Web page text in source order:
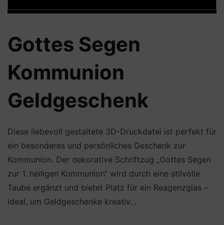
Gottes Segen
Kommunion
Geldgeschenk
Diese liebevoll gestaltete 3D-Druckdatei ist perfekt für
ein besonderes und persönliches Geschenk zur
Kommunion. Der dekorative Schriftzug „Gottes Segen
zur 1. heiligen Kommunion“ wird durch eine stilvolle
Taube ergänzt und bietet Platz für ein Reagenzglas –
ideal, um Geldgeschenke kreativ…